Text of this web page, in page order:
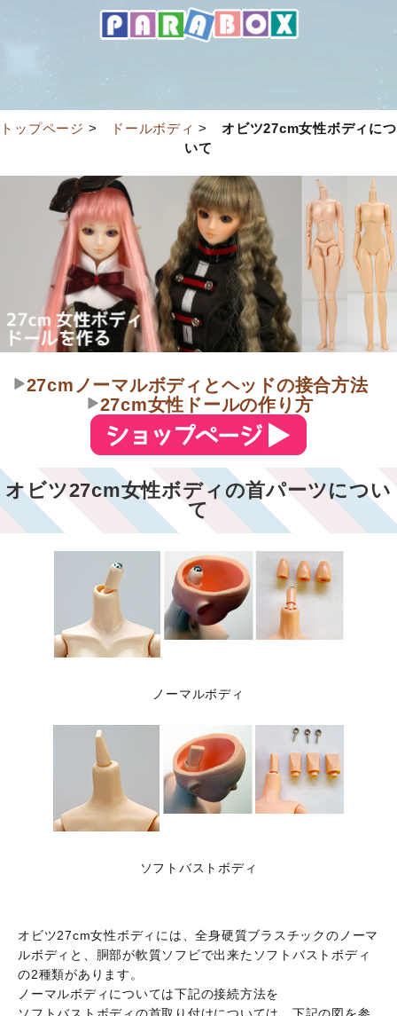
トップページ > ドールボディ >オビツ27cm女性ボディにつ
いて
27cmノーマルボディとヘッドの接合方法
27cm女性ドールの作り方
オビツ27cm女性ボディの首パーツについ
て
ノーマルボディ
ソフトバストボディ
オビツ27cm女性ボディには、全身硬質ブラスチックのノーマ
ルボディと、胴部が軟質ソフビで出来たソフトバストボディ
の2種類があります。
ノーマルボディについては下記の接続方法を